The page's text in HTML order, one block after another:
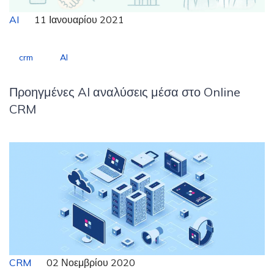
AI 11 Ιανουαρίου 2021
crm AI
Προηγμένες AI αναλύσεις μέσα στο Online
CRM
CRM 02 Νοεμβρίου 2020